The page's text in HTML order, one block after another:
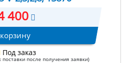
400
Под заказ
поставки после получения заявки)